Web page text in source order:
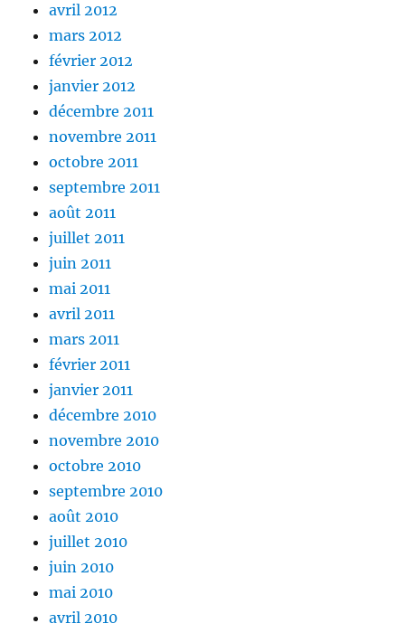
avril 2012
mars 2012
février 2012
janvier 2012
décembre 2011
novembre 2011
octobre 2011
septembre 2011
août 2011
juillet 2011
juin 2011
mai 2011
avril 2011
mars 2011
février 2011
janvier 2011
décembre 2010
novembre 2010
octobre 2010
septembre 2010
août 2010
juillet 2010
juin 2010
mai 2010
avril 2010